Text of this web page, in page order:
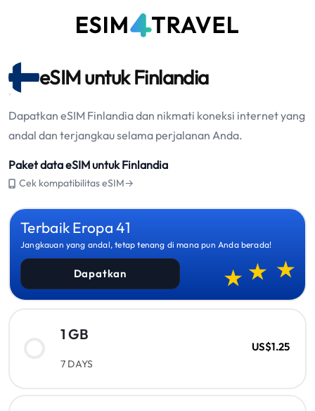
eSIM untuk Finlandia
Dapatkan eSIM Finlandia dan nikmati koneksi internet yang
andal dan terjangkau selama perjalanan Anda.
Paket data eSIM untuk Finlandia
Cek kompatibilitas eSIM→
Terbaik Eropa 41
Jangkauan yang andal, tetap tenang di mana pun Anda berada!
Dapatkan
1 GB
7 DAYS
US$1.25